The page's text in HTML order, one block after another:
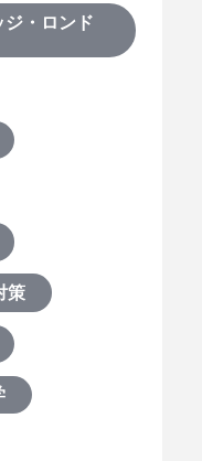
・ロンド
策